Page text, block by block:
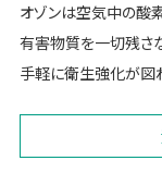
オゾンは空気中の酸
有害物質を一切残さ
手軽に衛生強化が図